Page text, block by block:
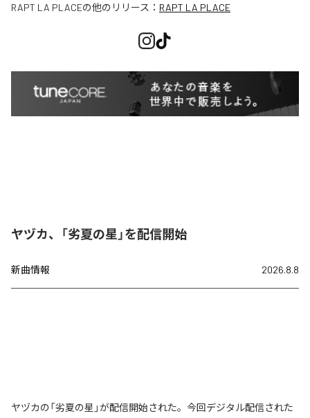
RAPT LA PLACEの他のリリース： RAPT LA PLACE
ヤヅカ、「劣夏の星」を配信開始
新曲情報 2026.8.8
ヤヅカの「劣夏の星」が配信開始された。今回デジタル配信された